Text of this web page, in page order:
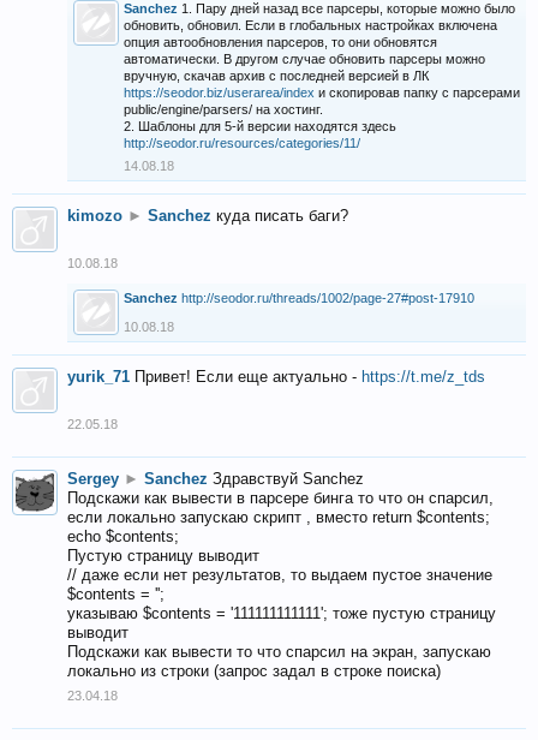
Sanchez 1. Пару дней назад все парсеры, которые можно было
обновить, обновил. Если в глобальных настройках включена
опция автообновления парсеров, то они обновятся
автоматически. В другом случае обновить парсеры можно
вручную, скачав архив с последней версией в ЛК
https://seodor.biz/userarea/index и скопировав папку с парсерами
public/engine/parsers/ на хостинг.
2. Шаблоны для 5-й версии находятся здесь
http://seodor.ru/resources/categories/11/
14.08.18
kimozo ► Sanchez куда писать баги?
10.08.18
Sanchez http://seodor.ru/threads/1002/page-27#post-17910
10.08.18
yurik_71 Привет! Если еще актуально - https://t.me/z_tds
22.05.18
Sergey ► Sanchez Здравствуй Sanchez
Подскажи как вывести в парсере бинга то что он спарсил,
если локально запускаю скрипт , вместо return $contents;
echo $contents;
Пустую страницу выводит
// даже если нет результатов, то выдаем пустое значение
$contents = '';
указываю $contents = '111111111111'; тоже пустую страницу
выводит
Подскажи как вывести то что спарсил на экран, запускаю
локально из строки (запрос задал в строке поиска)
23.04.18